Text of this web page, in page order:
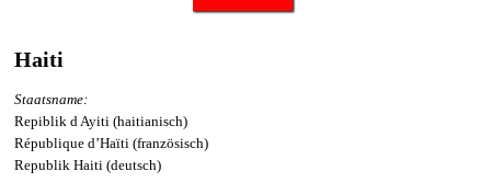
Haiti
Staatsname:
Repiblik d Ayiti (haitianisch)
République d’Haïti (französisch)
Republik Haiti (deutsch)